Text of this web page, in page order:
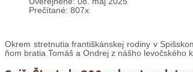
Prečítané: 807x
Okrem stretnutia františkánskej rodiny v
ňom bratia Tomáš a Ondrej z nášho levočského